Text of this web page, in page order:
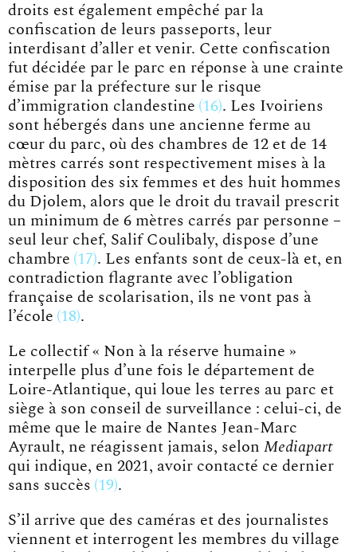
droits est également empêché par la
confiscation de leurs passeports, leur
interdisant d’aller et venir. Cette confiscation
fut décidée par le parc en réponse à une crainte
émise par la préfecture sur le risque
d’immigration clandestine 16 . Les Ivoiriens
sont hébergés dans une ancienne ferme au
cœur du parc, où des chambres de 12 et de 14
mètres carrés sont respectivement mises à la
disposition des six femmes et des huit hommes
du Djolem, alors que le droit du travail prescrit
un minimum de 6 mètres carrés par personne –
seul leur chef, Salif Coulibaly, dispose d’une
chambre 17 . Les enfants sont de ceux-là et, en
contradiction flagrante avec l’obligation
française de scolarisation, ils ne vont pas à
l’école 18 .
Le collectif « Non à la réserve humaine »
interpelle plus d’une fois le département de
Loire-Atlantique, qui loue les terres au parc et
siège à son conseil de surveillance : celui-ci, de
même que le maire de Nantes Jean-Marc
Ayrault, ne réagissent jamais, selon Mediapart
qui indique, en 2021, avoir contacté ce dernier
sans succès 19 .
S’il arrive que des caméras et des journalistes
viennent et interrogent les membres du village